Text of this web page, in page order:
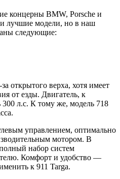
концерны BMW, Porsche и
лучшие модели, но в наш
следующие:
открытого верха, хотя имеет
от езды. Двигатель, к
л.с. К тому же, модель 718
управлением, оптимально
мотором. В
набор систем
Комфорт и удобство —
к 911 Targa.